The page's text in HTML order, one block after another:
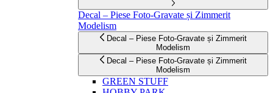
Decal – Piese Foto-Gravate și Zimmerit
Modelism
Decal – Piese Foto-Gravate și Zimmerit
Modelism
Decal – Piese Foto-Gravate și Zimmerit
Modelism
GREEN STUFF